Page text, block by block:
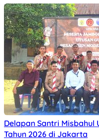
Delapan Santri Misbahul
Tahun 2026 di Jakarta